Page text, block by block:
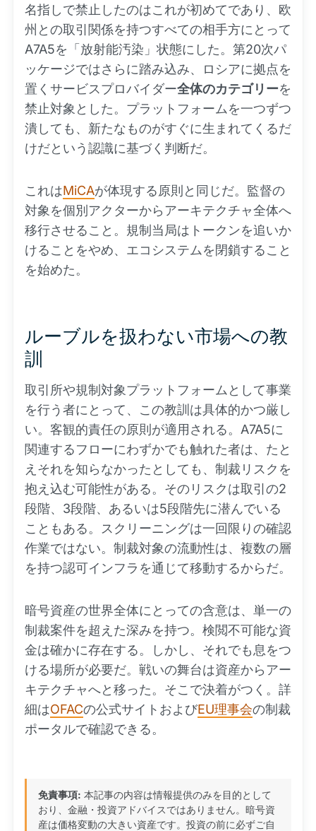
名指しで禁止したのはこれが初めてであり、欧
州との取引関係を持つすべての相手方にとって
A7A5を「放射能汚染」状態にした。第20次パ
ッケージではさらに踏み込み、ロシアに拠点を
置くサービスプロバイダー全体のカテゴリーを
禁止対象とした。プラットフォームを一つずつ
潰しても、新たなものがすぐに生まれてくるだ
けだという認識に基づく判断だ。
これはMiCAが体現する原則と同じだ。監督の
対象を個別アクターからアーキテクチャ全体へ
移行させること。規制当局はトークンを追いか
けることをやめ、エコシステムを閉鎖すること
を始めた。
ルーブルを扱わない市場への教
訓
取引所や規制対象プラットフォームとして事業
を行う者にとって、この教訓は具体的かつ厳し
い。客観的責任の原則が適用される。A7A5に
関連するフローにわずかでも触れた者は、たと
えそれを知らなかったとしても、制裁リスクを
抱え込む可能性がある。そのリスクは取引の2
段階、3段階、あるいは5段階先に潜んでいる
こともある。スクリーニングは一回限りの確認
作業ではない。制裁対象の流動性は、複数の層
を持つ認可インフラを通じて移動するからだ。
暗号資産の世界全体にとっての含意は、単一の
制裁案件を超えた深みを持つ。検閲不可能な資
金は確かに存在する。しかし、それでも息をつ
ける場所が必要だ。戦いの舞台は資産からアー
キテクチャへと移った。そこで決着がつく。詳
細はOFACの公式サイトおよびEU理事会の制裁
ポータルで確認できる。
免責事項: 本記事の内容は情報提供のみを目的として
おり、金融・投資アドバイスではありません。暗号資
産は価格変動の大きい資産です。投資の前に必ずご自